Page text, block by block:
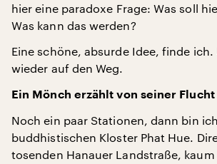
hier eine paradoxe Frage: Was soll
Was kann das werden?
Eine schöne, absurde Idee, finde
wieder auf den Weg.
Ein Mönch erzählt von seiner Flucht
Noch ein paar Stationen, dann bin
buddhistischen Kloster Phat Hue.
tosenden Hanauer Landstraße,